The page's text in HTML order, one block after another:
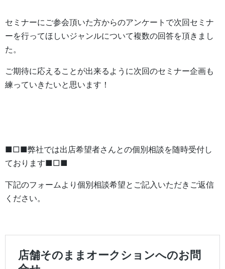
セミナーにご参会頂いた方からのアンケートで次回セミナ
ーを行ってほしいジャンルについて複数の回答を頂きまし
た。
ご期待に応えることが出来るように次回のセミナー企画も
練っていきたいと思います！
■□■弊社では出店希望者さんとの個別相談を随時受付し
ております■□■
下記のフォームより個別相談希望とご記入いただきご返信
ください。